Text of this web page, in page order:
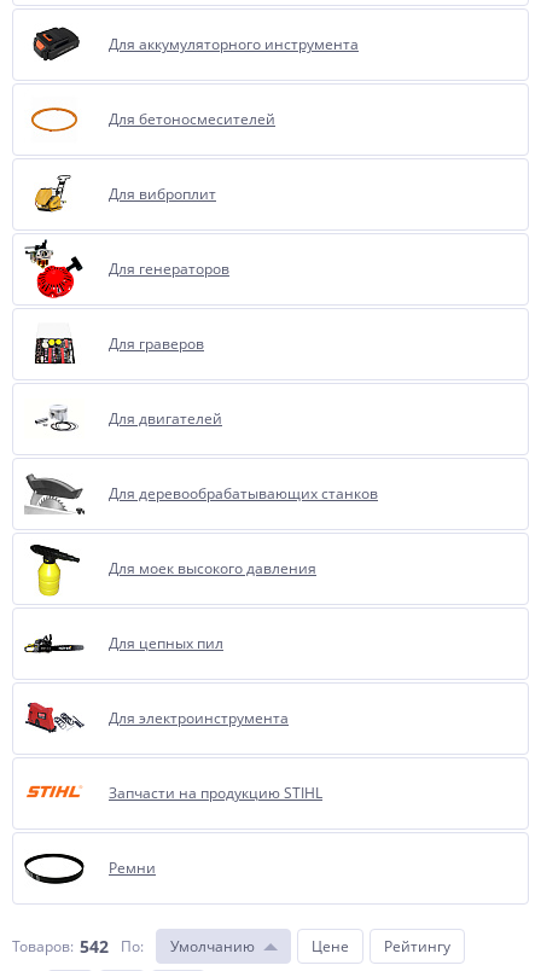
Для аккумуляторного инструмента
Для бетоносмесителей
Для виброплит
Для генераторов
Для граверов
Для двигателей
Для деревообрабатывающих станков
Для моек высокого давления
Для цепных пил
Для электроинструмента
Запчасти на продукцию STIHL
Ремни
Товаров: 542 По: Умолчанию Цене
Рейтингу